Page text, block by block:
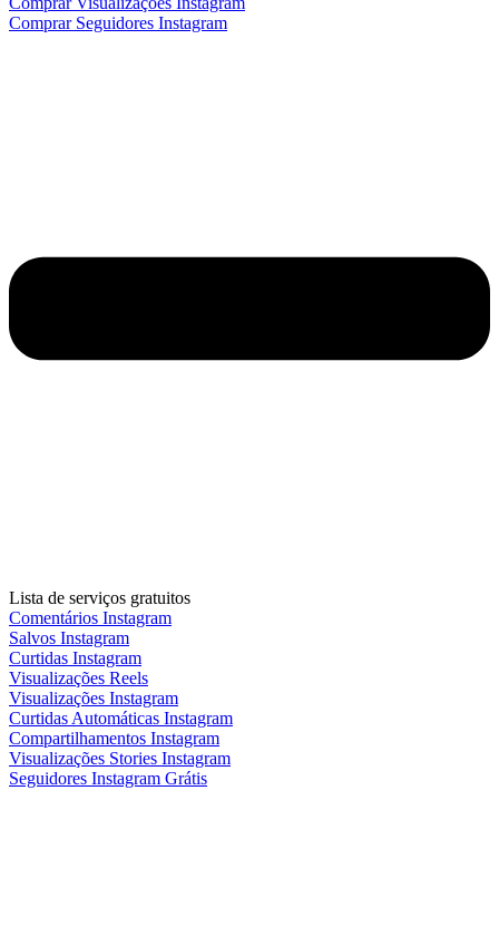
Comprar Seguidores Instagram
Lista de serviços gratuitos
Comentários Instagram
Salvos Instagram
Curtidas Instagram
Visualizações Reels
Visualizações Instagram
Curtidas Automáticas Instagram
Compartilhamentos Instagram
Visualizações Stories Instagram
Seguidores Instagram Grátis